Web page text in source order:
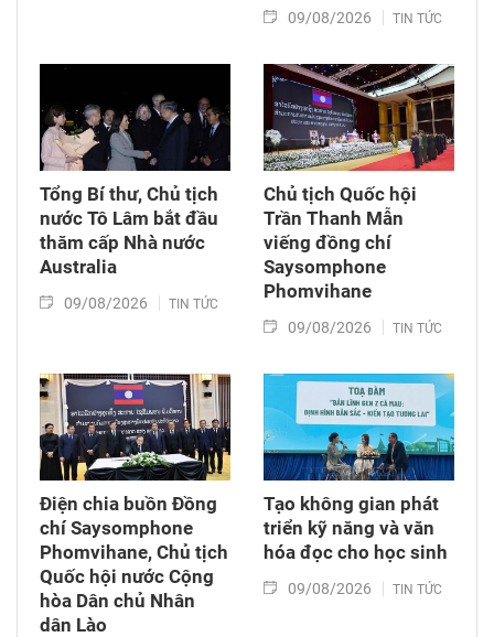
09/08/2026 TIN TỨC
Tổng Bí thư, Chủ tịch
nước Tô Lâm bắt đầu
thăm cấp Nhà nước
Australia
09/08/2026 TIN TỨC
Chủ tịch Quốc hội
Trần Thanh Mẫn
viếng đồng chí
Saysomphone
Phomvihane
09/08/2026 TIN TỨC
Điện chia buồn Đồng
chí Saysomphone
Phomvihane, Chủ tịch
Quốc hội nước Cộng
hòa Dân chủ Nhân
dân Lào
Tạo không gian phát
triển kỹ năng và văn
hóa đọc cho học sinh
09/08/2026 TIN TỨC